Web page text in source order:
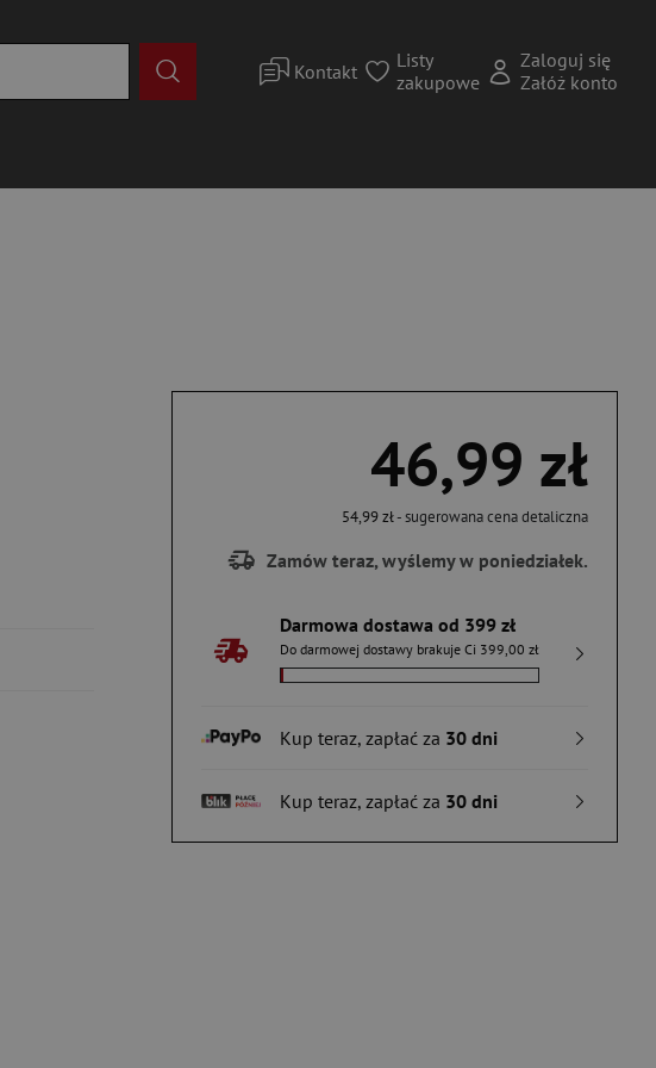
Kontakt
Listy
zakupowe
Zaloguj się
Załóż konto
46,99 zł
54,99 zł- sugerowana cena detaliczna
Zamów teraz, wyślemy w poniedziałek.
Darmowa dostawa od 399 zł
Do darmowej dostawy brakuje Ci 399,00 zł
Kup teraz, zapłać za 30 dni
Kup teraz, zapłać za 30 dni